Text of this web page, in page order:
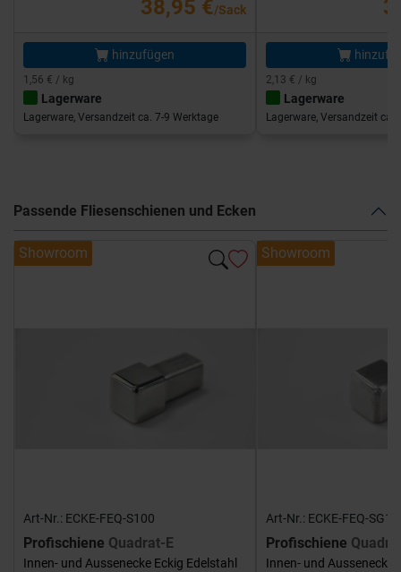
38,95 €/Sack
hinzufügen
1,56 € / kg
Lagerware
Lagerware, Versandzeit ca. 7-9 Werktage
2,13 € / kg
Lagerware
Lagerware, Versandzeit ca.
Passende Fliesenschienen und Ecken
Showroom
Art-Nr.: ECKE-FEQ-S100
Profischiene Quadrat-E
Innen- und Aussenecke Eckig Edelstahl
Showroom
Art-Nr.: ECKE-FEQ-
Profischiene
Innen- und Aussenecke